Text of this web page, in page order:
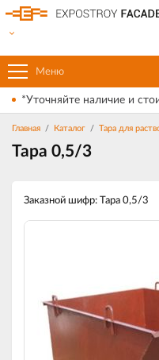
Меню
*Уточняйте наличие и
Главная Каталог Тара для
Тара 0,5/3
Заказной шифр: Тара 0,5/3